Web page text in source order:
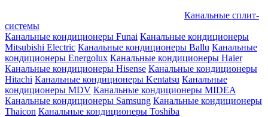
Канальные сплит-
системы
Канальные кондиционеры Funai Канальные кондиционеры
Mitsubishi Electric Канальные кондиционеры Ballu Канальные
кондиционеры Energolux Канальные кондиционеры Haier
Канальные кондиционеры Hisense Канальные кондиционеры
Hitachi Канальные кондиционеры Kentatsu Канальные
кондиционеры MDV Канальные кондиционеры MIDEA
Канальные кондиционеры Samsung Канальные кондиционеры
Thaicon Канальные кондиционеры Toshiba